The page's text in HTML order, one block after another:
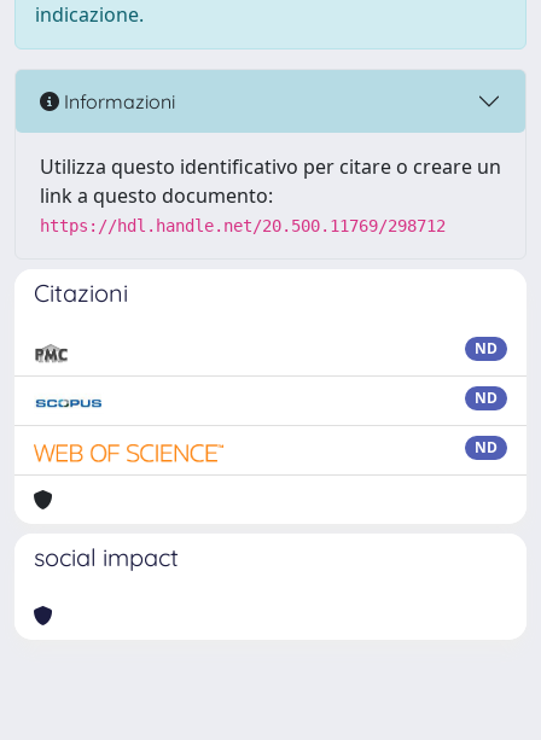
indicazione.
Informazioni
Utilizza questo identificativo per citare o creare un
link a questo documento:
https://hdl.handle.net/20.500.11769/298712
Citazioni
ND
ND
ND
social impact